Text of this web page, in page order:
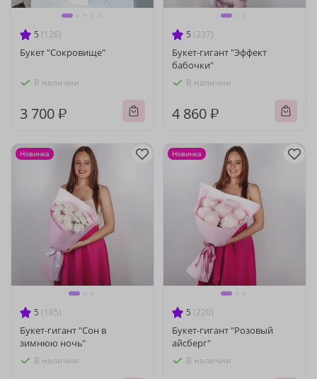
5 (126)
Букет "Сокровище"
В наличии
3 700 ₽
5 (237)
Букет-гигант "Эффект
бабочки"
В наличии
4 860 ₽
5 (185)
Букет-гигант "Сон в
зимнюю ночь"
В наличии
Новинка
5 (220)
Букет-гигант "Розовый
айсберг"
В наличии
Новинка